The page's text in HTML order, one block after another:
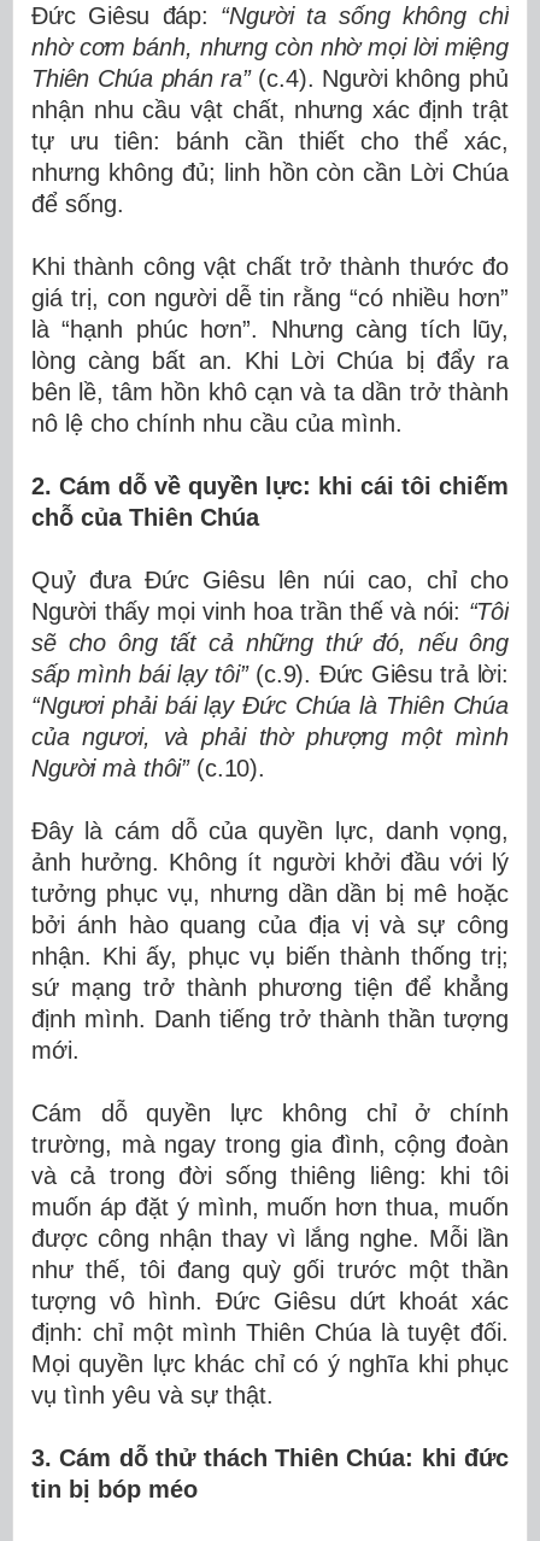
Đức Giêsu đáp: “Người ta sống không chỉ
nhờ cơm bánh, nhưng còn nhờ mọi lời miệng
Thiên Chúa phán ra”(c.4). Người không phủ
nhận nhu cầu vật chất, nhưng xác định trật
tự ưu tiên: bánh cần thiết cho thể xác,
nhưng không đủ; linh hồn còn cần Lời Chúa
để sống.
Khi thành công vật chất trở thành thước đo
giá trị, con người dễ tin rằng “có nhiều hơn”
là “hạnh phúc hơn”. Nhưng càng tích lũy,
lòng càng bất an. Khi Lời Chúa bị đẩy ra
bên lề, tâm hồn khô cạn và ta dần trở thành
nô lệ cho chính nhu cầu của mình.
2. Cám dỗ về quyền lực: khi cái tôi chiếm
chỗ của Thiên Chúa
Quỷ đưa Đức Giêsu lên núi cao, chỉ cho
Người thấy mọi vinh hoa trần thế và nói: “Tôi
sẽ cho ông tất cả những thứ đó, nếu ông
sấp mình bái lạy tôi”(c.9). Đức Giêsu trả lời:
“Ngươi phải bái lạy Đức Chúa là Thiên Chúa
của ngươi, và phải thờ phượng một mình
Người mà thôi”(c.10).
Đây là cám dỗ của quyền lực, danh vọng,
ảnh hưởng. Không ít người khởi đầu với lý
tưởng phục vụ, nhưng dần dần bị mê hoặc
bởi ánh hào quang của địa vị và sự công
nhận. Khi ấy, phục vụ biến thành thống trị;
sứ mạng trở thành phương tiện để khẳng
định mình. Danh tiếng trở thành thần tượng
mới.
Cám dỗ quyền lực không chỉ ở chính
trường, mà ngay trong gia đình, cộng đoàn
và cả trong đời sống thiêng liêng: khi tôi
muốn áp đặt ý mình, muốn hơn thua, muốn
được công nhận thay vì lắng nghe. Mỗi lần
như thế, tôi đang quỳ gối trước một thần
tượng vô hình. Đức Giêsu dứt khoát xác
định: chỉ một mình Thiên Chúa là tuyệt đối.
Mọi quyền lực khác chỉ có ý nghĩa khi phục
vụ tình yêu và sự thật.
3. Cám dỗ thử thách Thiên Chúa: khi đức
tin bị bóp méo